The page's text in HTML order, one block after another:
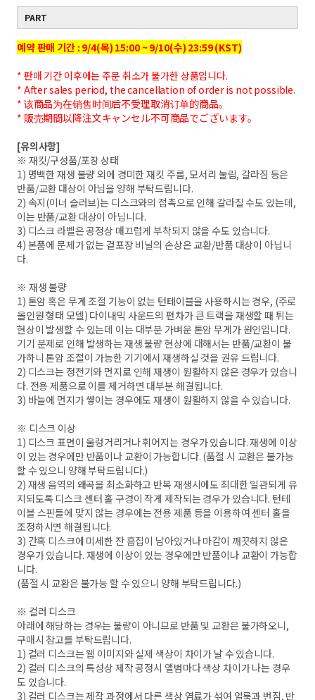
PART
예약 판매 기간 : 9/4(목) 15:00 ~ 9/10(수) 23:59 (KST)
* 판매 기간 이후에는 주문 취소가 불가한 상품입니다.
* After sales period, the cancellation of order is not possible.
* 该商品为在销售时间后不受理取消订单的商品。
* 販売期間以降注文キャンセル不可商品でございます。
[유의사항]
※ 재킷/구성품/포장 상태
1) 명백한 재생 불량 외에 경미한 재킷 주름, 모서리 눌림, 갈라짐 등은
반품/교환 대상이 아님을 양해 부탁드립니다.
2) 속지(이너 슬러브)는 디스크와의 접촉으로 인해 갈라질 수도 있는데,
이는 반품/교환 대상이 아닙니다.
3) 디스크 라벨은 공정상 매끄럽게 부착되지 않을 수도 있습니다.
4) 본품에 문제가 없는 겉포장 비닐의 손상은 교환/반품 대상이 아닙니
다.
※ 재생 불량
1) 톤암 혹은 무게 조절 기능이 없는 턴테이블을 사용하시는 경우, (주로
올인원 형태 모델) 다이내믹 사운드의 편차가 큰 트랙을 재생할 때 튀는
현상이 발생할 수 있는데 이는 대부분 가벼운 톤암 무게가 원인입니다.
기기 문제로 인해 발생하는 재생 불량 현상에 대해서는 반품/교환이 불
가하니 톤암 조절이 가능한 기기에서 재생하실 것을 권유 드립니다.
2) 디스크는 정전기와 먼지로 인해 재생이 원활하지 않은 경우가 있습니
다. 전용 제품으로 이를 제거하면 대부분 해결됩니다.
3) 바늘에 먼지가 쌓이는 경우에도 재생이 원활하지 않을 수 있습니다.
※ 디스크 이상
1) 디스크 표면이 울렁거리거나 휘어지는 경우가 있습니다. 재생에 이상
이 있는 경우에만 반품이나 교환이 가능합니다. (품절 시 교환은 불가능
할 수 있으니 양해 부탁드립니다.)
2) 재생 음역의 왜곡을 최소화하고 반복 재생시에도 최대한 일관되게 유
지되도록 디스크 센터 홀 구경이 작게 제작되는 경우가 있습니다. 턴테
이블 스핀들에 맞지 않는 경우에는 전용 제품 등을 이용하여 센터 홀을
조정하시면 해결됩니다.
3) 간혹 디스크에 미세한 잔 흠집이 남아있거나 마감이 깨끗하지 않은
경우가 있습니다. 재생에 이상이 있는 경우에만 반품이나 교환이 가능합
니다.
(품절 시 교환은 불가능 할 수 있으니 양해 부탁드립니다.)
※ 컬러 디스크
아래에 해당하는 경우는 불량이 아니므로 반품 및 교환은 불가하오니,
구매시 참고를 부탁드립니다.
1) 컬러 디스크는 웹 이미지와 실제 색상이 차이가 날 수 있습니다.
2) 컬러 디스크의 특성상 제작 공정시 앨범마다 색상 차이가 나는 경우
도 있습니다.
3) 컬러 디스크는 제작 과정에서 다른 색상 염료가 섞여 얼룩과 번짐, 반